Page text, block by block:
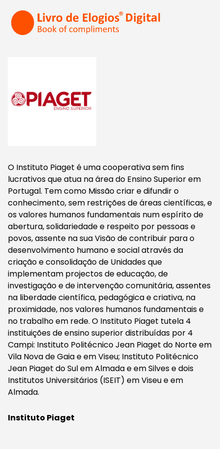
O Instituto Piaget é uma cooperativa sem fins
lucrativos que atua na área do Ensino Superior em
Portugal. Tem como Missão criar e difundir o
conhecimento, sem restrições de áreas científicas, e
os valores humanos fundamentais num espírito de
abertura, solidariedade e respeito por pessoas e
povos, assente na sua Visão de contribuir para o
desenvolvimento humano e social através da
criação e consolidação de Unidades que
implementam projectos de educação, de
investigação e de intervenção comunitária, assentes
na liberdade científica, pedagógica e criativa, na
proximidade, nos valores humanos fundamentais e
no trabalho em rede. O Instituto Piaget tutela 4
instituições de ensino superior distribuídas por 4
Campi: Instituto Politécnico Jean Piaget do Norte em
Vila Nova de Gaia e em Viseu; Instituto Politécnico
Jean Piaget do Sul em Almada e em Silves e dois
Institutos Universitários (ISEIT) em Viseu e em
Almada.
Instituto Piaget